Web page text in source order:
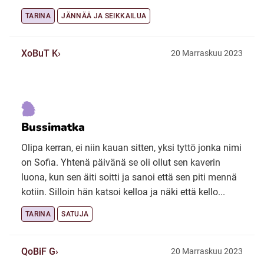
TARINA JÄNNÄÄ JA SEIKKAILUA
XoBuT K 20 Marraskuu 2023
Bussimatka
Olipa kerran, ei niin kauan sitten, yksi tyttö jonka nimi
on Sofia. Yhtenä päivänä se oli ollut sen kaverin
luona, kun sen äiti soitti ja sanoi että sen piti mennä
kotiin. Silloin hän katsoi kelloa ja näki että kello...
TARINA SATUJA
QoBiF G 20 Marraskuu 2023